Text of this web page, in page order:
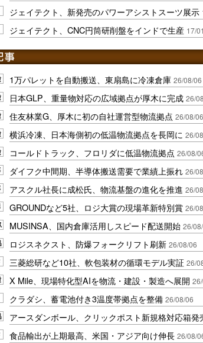
ジェイテクト、新発売のパワーアシストスーツ展示
ジェイテクト、CNC円筒研削盤をインドで生産 17/
1万パレットを自動搬送、東扇島に冷凍倉庫 26/08/06
日本GLP、重量物対応の広域拠点が厚木に完成 26/
住友林業G、厚木に初の自社運営型物流拠点 26/08/06
横浜冷凍、日本海側初の低温物流拠点を長岡に 26/
コールドトラック、フロリダに低温物流拠点 26/08/
ダイフク中間期、半導体搬送需要で業績上振れ 26/
アスクル社長に成松氏、物流基盤の進化を推進 26/
GROUNDなど5社、ロジ大賞の現場革新特別賞 26/
MUSINSA、国内倉庫活用しスピード配送開始 26/
ロジスネクスト、防爆フォークリフト刷新 26/08/06
三菱総研など10社、軟包装材の循環モデル実証 26/
X Mile、現場特化型AIを物流・建設・製造へ展開
クラダシ、蓄電池付き3温度帯拠点を整備 26/08/06
アースダンボール、クリックポスト新規格対応箱発
食品輸出が上期最高、米国・アジア向け伸長 26/08/